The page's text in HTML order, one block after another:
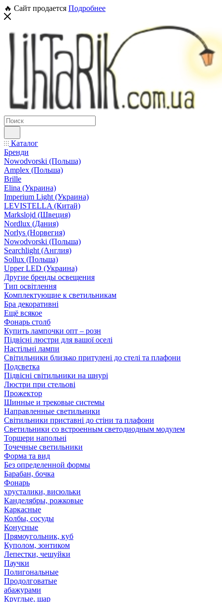
🔥 Сайт продается Подробнее
Каталог
Бренди
Nowodvorski (Польша)
Amplex (Польша)
Brille
Elina (Украина)
Imperium Light (Украина)
LEVISTELLA (Китай)
Markslojd (Швеция)
Nordlux (Дания)
Norlys (Норвегия)
Nowodvorski (Польша)
Searchlight (Англия)
Sollux (Польша)
Upper LED (Украина)
Другие бренды освещения
Тип освітлення
Комплектующие к светильникам
Бра декоративні
Ещё всякое
Фонарь столб
Купить лампочки опт – розн
Підвісні люстри для вашої оселі
Настільні лампи
Світильники близько притулені до стелі та плафони
Подсветка
Підвісні світильники на шнурі
Люстри при стельові
Прожектор
Шинные и трековые системы
Направленные светильники
Світильники приставні до стіни та плафони
Светильники со встроенным светодиодным модулем
Торшери напольні
Точечные светильники
Форма та вид
Без определенной формы
Барабан, бочка
Фонарь
хрусталики, висюльки
Канделябры, рожковые
Каркасные
Колбы, сосуды
Конусные
Прямоугольник, куб
Куполом, зонтиком
Лепестки, чешуйки
Паучки
Полигональные
Продолговатые
абажурами
Круглые, шар